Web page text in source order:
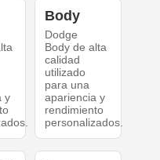
y
Body
Dodge
Body de alta
calidad
utilizado
para una
apariencia y
rendimiento
personalizados.